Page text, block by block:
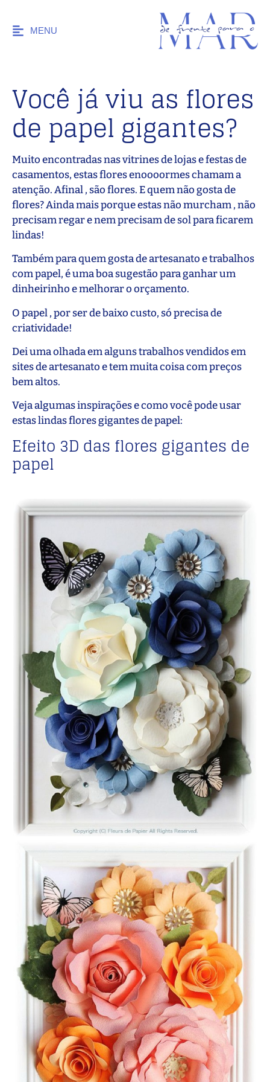
MENU
Você já viu as flores
de papel gigantes?
Muito encontradas nas vitrines de lojas e festas de
casamentos, estas flores enoooormes chamam a
atenção. Afinal , são flores. E quem não gosta de
flores? Ainda mais porque estas não murcham , não
precisam regar e nem precisam de sol para ficarem
lindas!
Também para quem gosta de artesanato e trabalhos
com papel, é uma boa sugestão para ganhar um
dinheirinho e melhorar o orçamento.
O papel , por ser de baixo custo, só precisa de
criatividade!
Dei uma olhada em alguns trabalhos vendidos em
sites de artesanato e tem muita coisa com preços
bem altos.
Veja algumas inspirações e como você pode usar
estas lindas flores gigantes de papel:
Efeito 3D das flores gigantes de
papel